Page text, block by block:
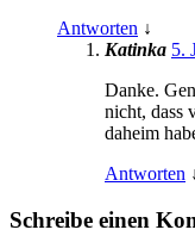
Antworten ↓
Katinka 5.
Danke.
nicht, dass
daheim
Antworten
Schreibe einen